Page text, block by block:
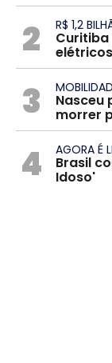
2 R$ 1,2
Curitiba
3 Nasceu
morrer
4 AGORA É
Brasil
Idoso'